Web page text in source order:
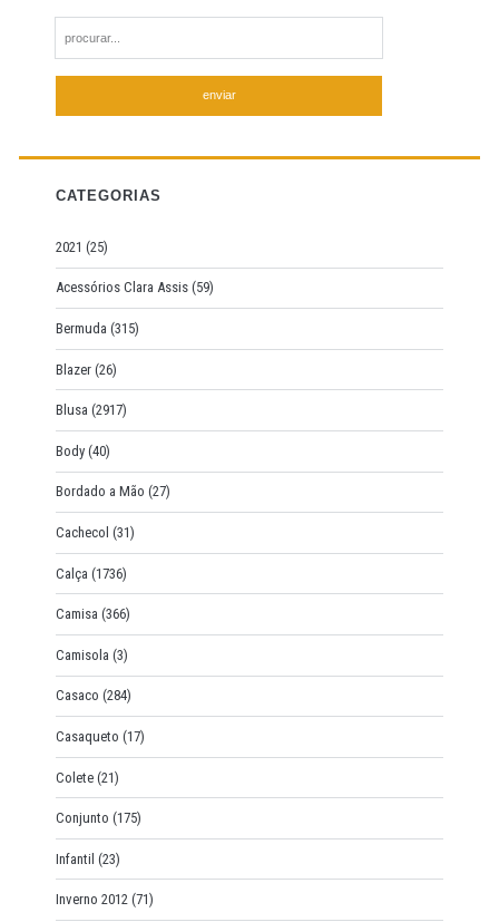
e
h
f
r
:
CATEGORIAS
2021 (25)
Acessórios Clara Assis (59)
Bermuda (315)
Blazer (26)
Blusa (2917)
Body (40)
Bordado a Mão (27)
Cachecol (31)
Calça (1736)
Camisa (366)
Camisola (3)
Casaco (284)
Casaqueto (17)
Colete (21)
Conjunto (175)
Infantil (23)
Inverno 2012 (71)